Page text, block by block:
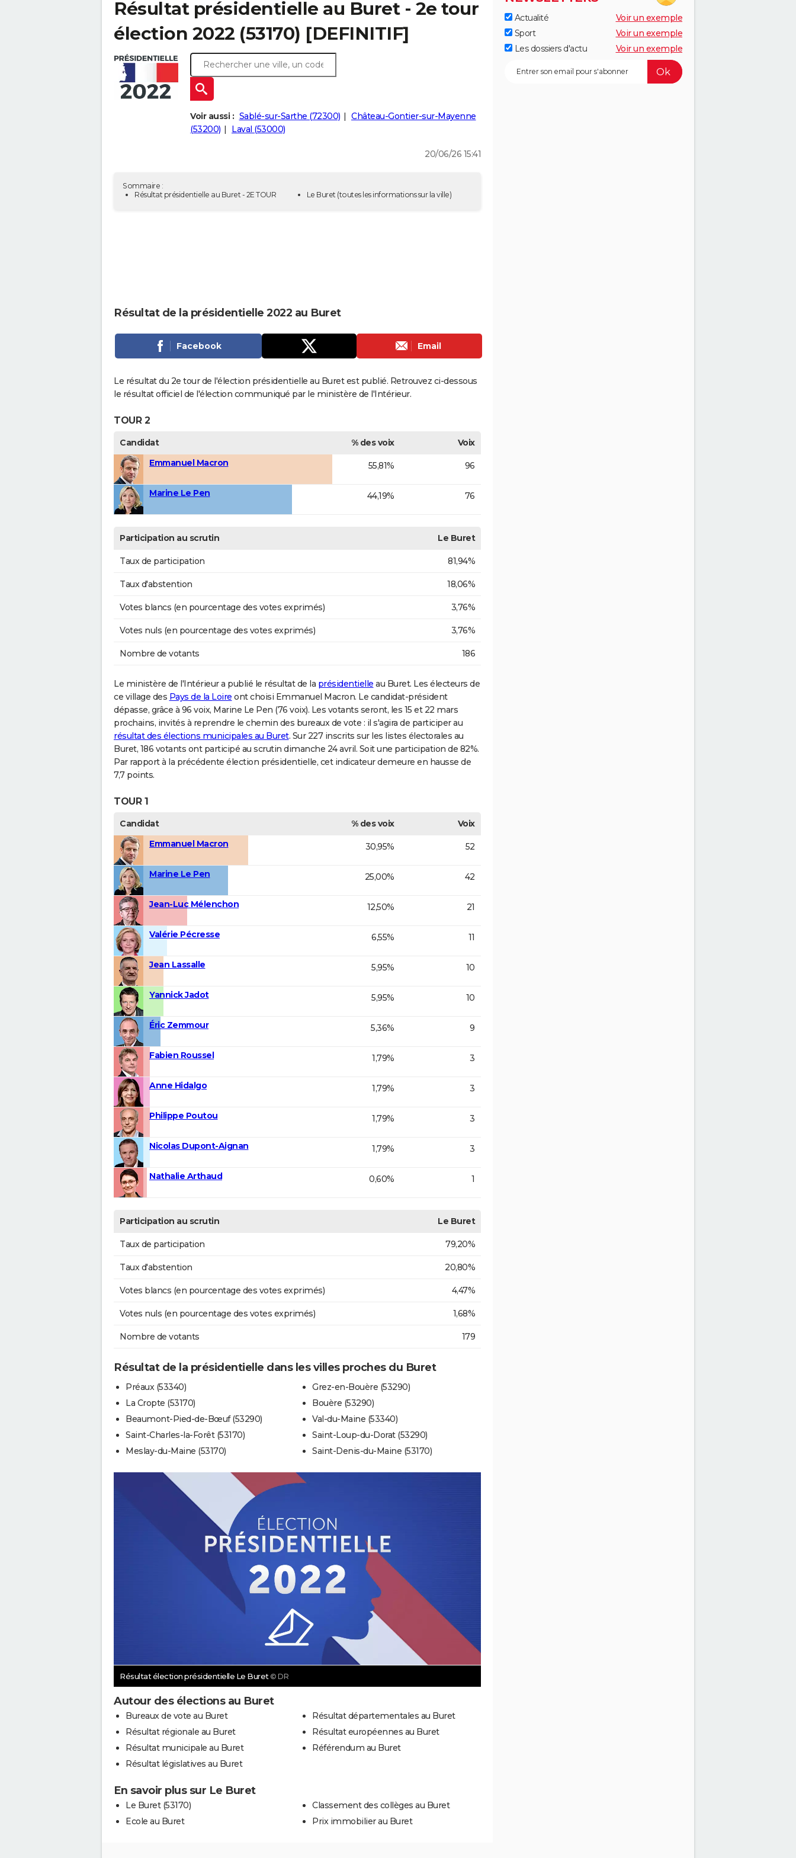
Résultat présidentielle au Buret - 2e tour
élection 2022 (53170) [DEFINITIF]
Voir aussi : Sablé-sur-Sarthe (72300)
Château-Gontier-sur-Mayenne
(53200)
Laval (53000)
20/06/26 15:41
Sommaire :
Résultat présidentielle au Buret - 2E TOUR
Le Buret(toutes les informations sur la ville)
Résultat de la présidentielle 2022 au Buret
Facebook Email
Le résultat du 2e tour de l'élection présidentielle au Buret est publié. Retrouvez ci-dessous
le résultat officiel de l'élection communiqué par le ministère de l'Intérieur.
TOUR 2
Candidat % des voix
Voix
Emmanuel Macron
55,81% 96
Marine Le Pen 44,19% 76
Participation au scrutin Le Buret
Taux de participation 81,94%
Taux d'abstention 18,06%
Votes blancs (en pourcentage des votes exprimés) 3,76%
Votes nuls (en pourcentage des votes exprimés) 3,76%
Nombre de votants 186
Le ministère de l'Intérieur a publié le résultat de la présidentielle au Buret. Les électeurs de
ce village des Pays de la Loire ont choisi Emmanuel Macron. Le candidat-président
dépasse, grâce à 96 voix, Marine Le Pen (76 voix). Les votants seront, les 15 et 22 mars
prochains, invités à reprendre le chemin des bureaux de vote : il s'agira de participer au
résultat des élections municipales au Buret. Sur 227 inscrits sur les listes électorales au
Buret, 186 votants ont participé au scrutin dimanche 24 avril. Soit une participation de 82%.
Par rapport à la précédente élection présidentielle, cet indicateur demeure en hausse de
7,7 points.
TOUR 1
Candidat % des voix
Voix
Emmanuel Macron
30,95% 52
Marine Le Pen 25,00% 42
Jean-Luc Mélenchon 12,50% 21
Valérie Pécresse 6,55% 11
Jean Lassalle 5,95% 10
Yannick Jadot 5,95% 10
Éric Zemmour 5,36% 9
Fabien Roussel 1,79% 3
Anne Hidalgo 1,79% 3
Philippe Poutou 1,79% 3
Nicolas Dupont-Aignan 1,79% 3
Nathalie Arthaud 0,60% 1
Participation au scrutin Le Buret
Taux de participation 79,20%
Taux d'abstention 20,80%
Votes blancs (en pourcentage des votes exprimés) 4,47%
Votes nuls (en pourcentage des votes exprimés) 1,68%
Nombre de votants 179
Résultat de la présidentielle dans les villes proches du Buret
Préaux (53340)
La Cropte (53170)
Beaumont-Pied-de-Bœuf (53290)
Saint-Charles-la-Forêt (53170)
Meslay-du-Maine (53170)
Grez-en-Bouère (53290)
Bouère (53290)
Val-du-Maine (53340)
Saint-Loup-du-Dorat (53290)
Saint-Denis-du-Maine (53170)
Résultat élection présidentielle Le Buret © DR
Autour des élections au Buret
Bureaux de vote au Buret
Résultat régionale au Buret
Résultat municipale au Buret
Résultat législatives au Buret
Résultat départementales au Buret
Résultat européennes au Buret
Référendum au Buret
En savoir plus sur Le Buret
Le Buret (53170)
Ecole au Buret
Classement des collèges au Buret
Prix immobilier au Buret
Actualité
Voir un exemple
Sport
Voir un exemple
Les dossiers d'actu
Voir un exemple